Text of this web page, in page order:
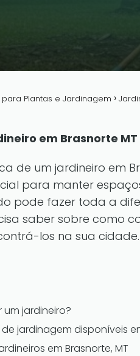
Plantas e Jardinagem
em Brasnorte MT
de um jardineiro em
para manter
pode fazer toda a
saber sobre como
los na sua cidade.
jardineiro?
jardinagem disponíveis
em Brasnorte, MT